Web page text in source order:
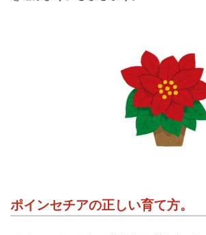
ポインセチアの正しい育て方。